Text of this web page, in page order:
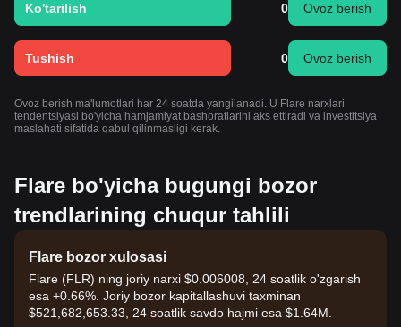
Ko'tarilish 0 Ovoz berish
Tushish 0 Ovoz berish
Ovoz berish ma'lumotlari har 24 soatda yangilanadi. U Flare narxlari
tendentsiyasi bo'yicha hamjamiyat bashoratlarini aks ettiradi va investitsiya
maslahati sifatida qabul qilinmasligi kerak.
Flare bo'yicha bugungi bozor
trendlarining chuqur tahlili
Flare bozor xulosasi
Flare (FLR) ning joriy narxi $0.006008, 24 soatlik o'zgarish
esa +0.66%. Joriy bozor kapitallashuvi taxminan
$521,682,653.33, 24 soatlik savdo hajmi esa $1.64M.